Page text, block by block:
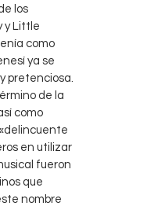
los
y Little
como
ya se
pretenciosa.
de la
como
en utilizar
fueron
que
nombre